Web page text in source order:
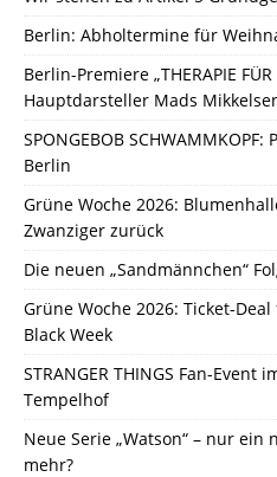
Berlin: Abholtermine für
Berlin-Premiere „THERAPIE
Hauptdarsteller Mads
SPONGEBOB
Berlin
Grüne Woche 2026:
Zwanziger zurück
Die neuen „Sandmännchen“
Grüne Woche 2026: Ticket-
Black Week
STRANGER THINGS Fan-Event
Tempelhof
Neue Serie „Watson“ – nur ein
mehr?